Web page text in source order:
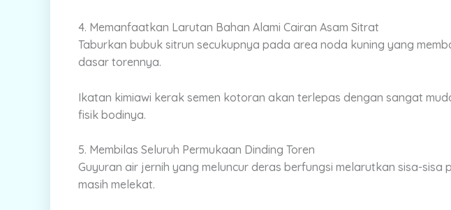
4. Memanfaatkan Larutan Bahan Alami Cairan Asam Sitrat
Taburkan bubuk sitrun secukupnya pada area noda kuning yang
dasar torennya.
Ikatan kimiawi kerak semen kotoran akan terlepas dengan sangat
fisik bodinya.
5. Membilas Seluruh Permukaan Dinding Toren
Guyuran air jernih yang meluncur deras berfungsi melarutkan sisa-sisa
masih melekat.